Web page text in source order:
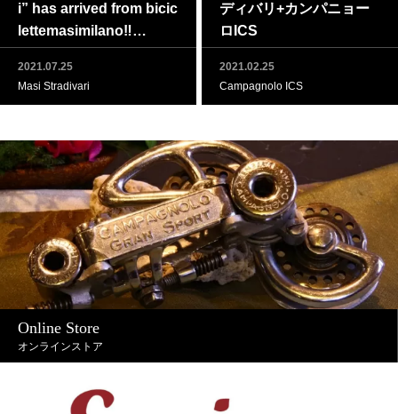
Masi Gran Criterium “St
radivari”完了
i” has arrived from bicic
lettemasimilano‼
2021.07.25
Masi Stradivari
ディバリ+カンパニョー
ロICS
2021.02.25
Campagnolo ICS
Online Store
オンラインストア